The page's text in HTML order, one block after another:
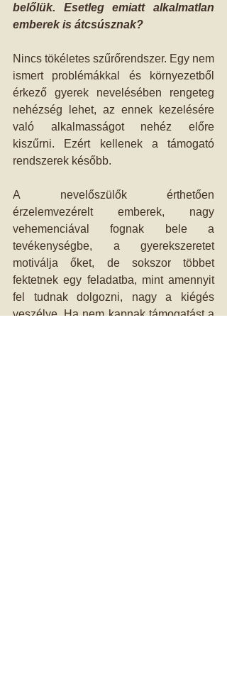
belőlük. Esetleg emiatt alkalmatlan
emberek is átcsúsznak?
Nincs tökéletes szűrőrendszer. Egy nem
ismert problémákkal és környezetből
érkező gyerek nevelésében rengeteg
nehézség lehet, az ennek kezelésére
való alkalmasságot nehéz előre
kiszűrni. Ezért kellenek a támogató
rendszerek később.
A nevelőszülők érthetően
érzelemvezérelt emberek, nagy
vehemenciával fognak bele a
tevékenységbe, a gyerekszeretet
motiválja őket, de sokszor többet
fektetnek egy feladatba, mint amennyit
fel tudnak dolgozni, nagy a kiégés
veszélye. Ha nem kapnak támogatást a